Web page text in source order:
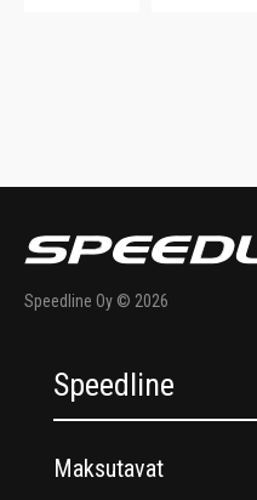
Speedline Oy © 2026
Speedline
Maksutavat